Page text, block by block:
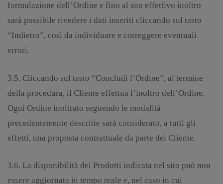
formulazione dell’Ordine e fino al suo effettivo inoltro
sarà possibile rivedere i dati inseriti cliccando sul tasto
“Indietro”, così da individuare e correggere eventuali
errori.
3.5. Cliccando sul tasto “Concludi l’Ordine”, al termine
della procedura, il Cliente effettua l’inoltro dell’Ordine.
Ogni Ordine inoltrato seguendo le modalità
precedentemente descritte sarà considerato, a tutti gli
effetti, una proposta contrattuale da parte del Cliente.
3.6. La disponibilità dei Prodotti indicata nel sito può non
essere aggiornata in tempo reale e, nel caso in cui